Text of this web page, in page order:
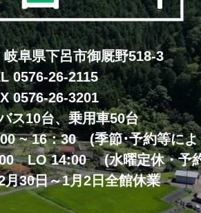
阜県下呂市御厩野518-3
0576-26-2115
0576-26-3201
ス10台、乗用車50台
16：30 (季節･予約等によ
14:00 (水曜定休・予約
月30日～1月2日全館休業